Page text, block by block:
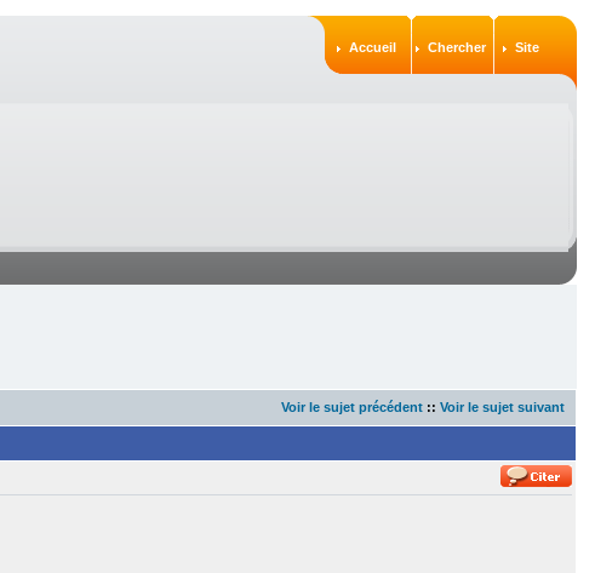
Accueil Chercher Site
Voir le sujet précédent :: Voir le sujet suivant